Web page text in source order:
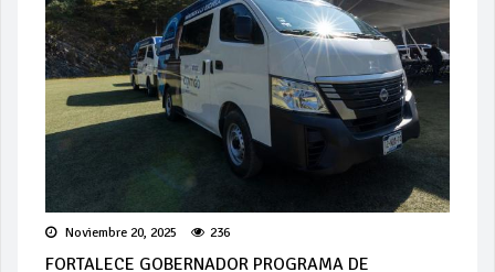
Noviembre 20, 2025 236
FORTALECE GOBERNADOR PROGRAMA DE